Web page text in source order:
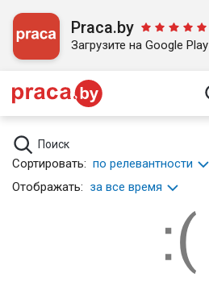
Praca.by
Загрузите на Google Play
Поиск
Сортировать: по релевантности
Отображать: за все время